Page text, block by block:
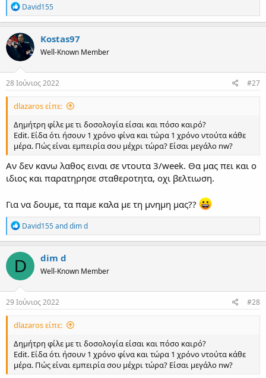
R
e
a
c
t
o
n
s
David155
Kostas97
Well-Known Member
28 Ιούνιος 2022 #27
dlazaros είπε:
Δημήτρη φίλε με τι δοσολογία είσαι και πόσο καιρό?
Edit. Είδα ότι ήσουν 1 χρόνο φίνα και τώρα 1 χρόνο ντούτα κάθε
μέρα. Πώς είναι εμπειρία σου μέχρι τώρα? Είσαι μεγάλο nw?
Αν δεν κανω λαθος ειναι σε ντουτα 3/week. Θα μας πει και ο
ιδιος και παρατηρησε σταθεροτητα, οχι βελτιωση.
Για να δουμε, τα παμε καλα με τη μνημη μας??
R
e
a
c
t
i
o
n
s
David155anddim d
D dim d
Well-Known Member
29 Ιούνιος 2022 #28
dlazaros είπε:
Δημήτρη φίλε με τι δοσολογία είσαι και πόσο καιρό?
Edit. Είδα ότι ήσουν 1 χρόνο φίνα και τώρα 1 χρόνο ντούτα κάθε
μέρα. Πώς είναι εμπειρία σου μέχρι τώρα? Είσαι μεγάλο nw?